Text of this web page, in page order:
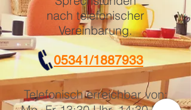
nach telefonischer
Vereinbarung.
05341/1887933
Telefonisch erreichbar von: